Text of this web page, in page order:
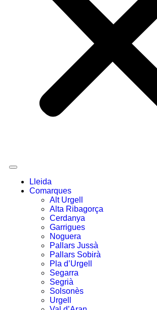
Lleida
Comarques
Alt Urgell
Alta Ribagorça
Cerdanya
Garrigues
Noguera
Pallars Jussà
Pallars Sobirà
Pla d’Urgell
Segarra
Segrià
Solsonès
Urgell